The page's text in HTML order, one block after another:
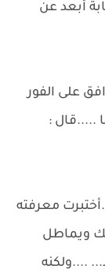
أبعد عن
على الفور
.....قال :
معرفته
ويماطل
....ولكنه